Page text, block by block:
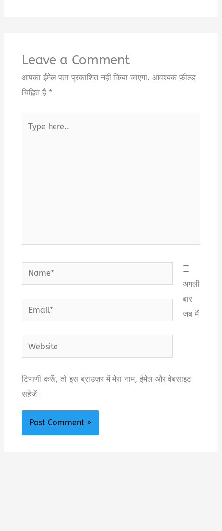
Leave a Comment
आपका ईमेल पता प्रकाशित नहीं किया जाएगा. आवश्यक फ़ील्ड
चिह्नित हैं *
here..
Name*
Email*
Website
अगली
बार
जब मैं
टिप्पणी करूँ, तो इस ब्राउज़र में मेरा नाम, ईमेल और वेबसाइट
सहेजें।